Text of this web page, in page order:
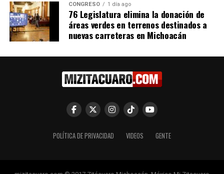
protección de los derechos
DON'T MISS
CONGRESO 1 día ago
76 Legislatura elimina la donación de
áreas verdes en terrenos destinados a
nuevas carreteras en Michoacán
POLÍTICA DE PRIVACIDAD VIDEOS GENTE